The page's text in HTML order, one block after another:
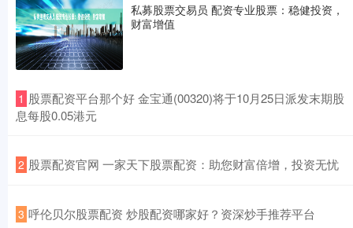
私募股票交易员 配资专业股票：稳健投资，
财富增值
1 ​股票配资平台那个好 金宝通(00320)将于10月25日派发末期股
息每股0.05港元
2 ​股票配资官网 一家天下股票配资：助您财富倍增，投资无忧
3 ​呼伦贝尔股票配资 炒股配资哪家好？资深炒手推荐平台